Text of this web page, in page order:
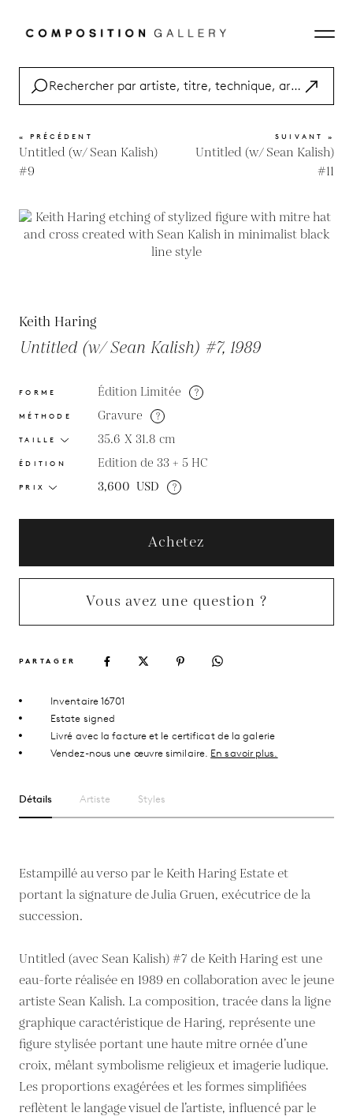
« PRÉCÉDENT
Untitled (w/ Sean Kalish)
#9
SUIVANT »
Untitled (w/ Sean Kalish)
#11
Keith Haring
Untitled (w/ Sean Kalish) #7, 1989
FORME Édition Limitée ?
MÉTHODE Gravure ?
TAILLE 35.6 X 31.8 cm
ÉDITION Edition de 33 + 5 HC
PRIX 3,600 USD ?
Achetez
Vous avez une question ?
PARTAGER
Inventaire 16701
Estate signed
Livré avec la facture et le certificat de la galerie
Vendez-nous une œuvre similaire. En savoir plus.
Détails Artiste Styles
Estampillé au verso par le Keith Haring Estate et
portant la signature de Julia Gruen, exécutrice de la
succession.
Untitled (avec Sean Kalish) #7 de Keith Haring est une
eau-forte réalisée en 1989 en collaboration avec le jeune
artiste Sean Kalish. La composition, tracée dans la ligne
graphique caractéristique de Haring, représente une
figure stylisée portant une haute mitre ornée d’une
croix, mêlant symbolisme religieux et imagerie ludique.
Les proportions exagérées et les formes simplifiées
reflètent le langage visuel de l’artiste, influencé par le